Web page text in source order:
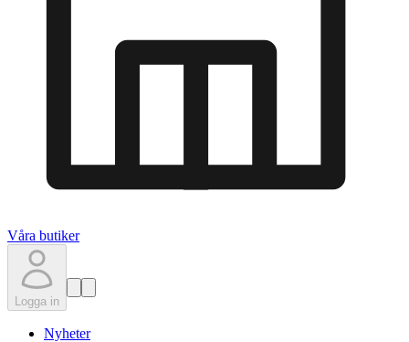
Våra butiker
Logga in
Nyheter